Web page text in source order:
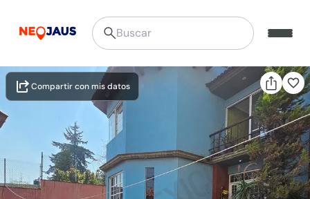
Compartir con mis datos